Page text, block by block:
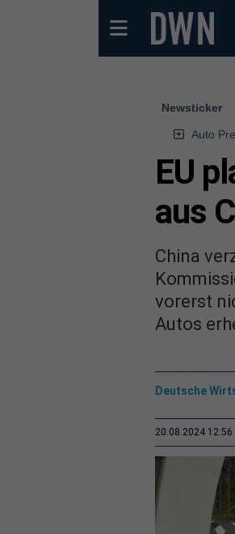
Newsticker
Auto
EU
aus
China
vorerst
Autos
Deutsche
20.08.2024 12:56